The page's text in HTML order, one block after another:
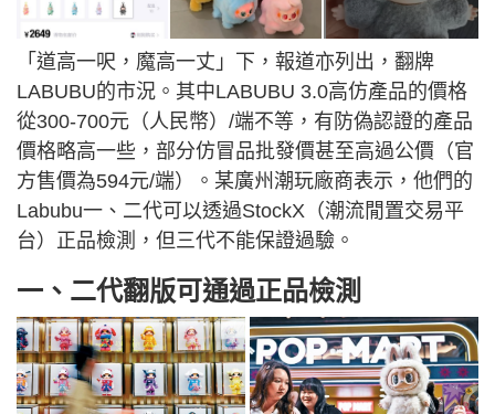
「道高一呎，魔高一丈」下，報道亦列出，翻牌
LABUBU的市況。其中LABUBU 3.0高仿產品的價格
從300-700元（人民幣）/端不等，有防偽認證的產品
價格略高一些，部分仿冒品批發價甚至高過公價（官
方售價為594元/端）。某廣州潮玩廠商表示，他們的
Labubu一、二代可以透過StockX（潮流閒置交易平
台）正品檢測，但三代不能保證過驗。
一、二代翻版可通過正品檢測